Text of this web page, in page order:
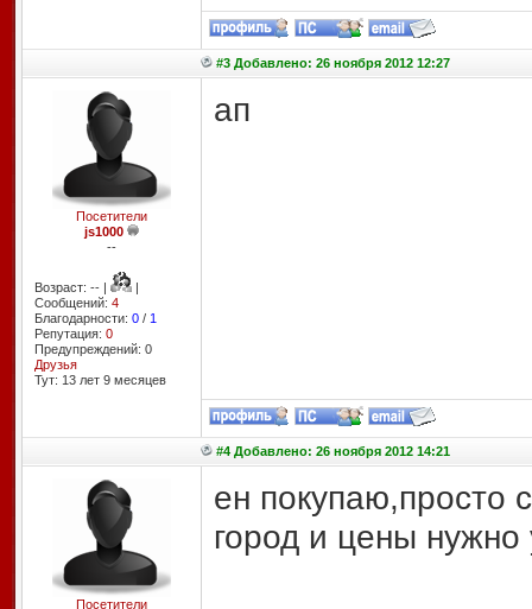
#3 Добавлено: 26 ноября 2012 12:27
Посетители
js1000
--
Возраст: -- |
|
Сообщений: 4
Благодарности: 0/ 1
Репутация: 0
Предупреждений: 0
Друзья
Тут: 13 лет 9 месяцев
ап
#4 Добавлено: 26 ноября 2012 14:21
Посетители
ен покупаю,просто
город и цены нужно